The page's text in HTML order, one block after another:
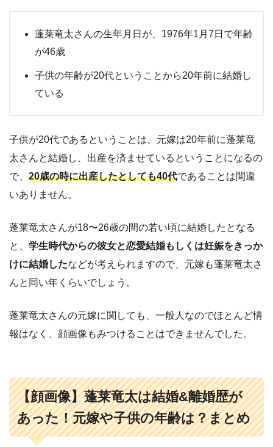
蓬莱竜太さんの生年月日が、1976年1月7日で年齢
が46歳
子供の年齢が20代ということから20年前に結婚し
ている
子供が20代であるということは、元嫁は20年前に蓬莱竜
太さんと結婚し、出産を済ませているということになるの
で、 20歳の時に出産したとしても40代であることは間違
いありません。
蓬莱竜太さんが18〜26歳の間の若い頃に結婚したとなる
と、 学生時代からの彼女と恋愛結婚もしくは妊娠をきっか
けに結婚したなどが考えられますので、元嫁も蓬莱竜太さ
んと同い年くらいでしょう。
蓬莱竜太さんの元嫁に関しても、一般人なのでほとんど情
報はなく、顔画像もみつけることはできませんでした。
【顔画像】蓬莱竜太は結婚&離婚歴が
あった！元嫁や子供の年齢は？まとめ